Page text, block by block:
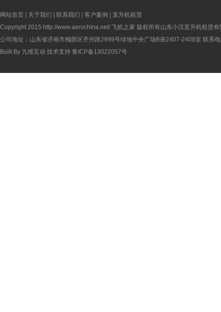
网站首页 关于我们 联系我们 客户案例
直升机租赁
Copyright 2015 http://www.aerochina.net/ 飞机之家 版权所有山东小汉直升机租赁有
公司地址：山东省济南市槐荫区齐州路2999号绿地中央广场B座2407-2408室 联系
Built By 九维互动 技术支持 鲁ICP备13022057号